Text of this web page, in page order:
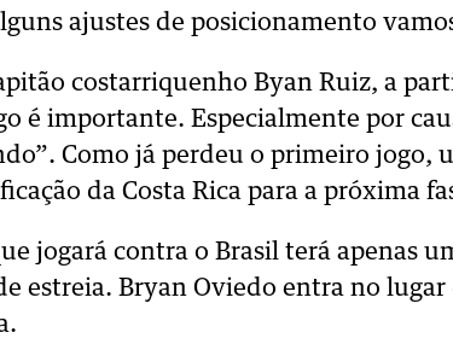
ajustes de posicionamento
costarriquenho Byan Ruiz, a
é importante. Especialmente por
Como já perdeu o primeiro jogo,
da Costa Rica para a próxima
jogará contra o Brasil terá apenas
estreia. Bryan Oviedo entra no